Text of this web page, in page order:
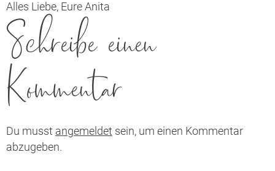
Alles Liebe, Eure Anita
Schreibe einen
Kommentar
Du musst angemeldet sein, um einen Kommentar
abzugeben.